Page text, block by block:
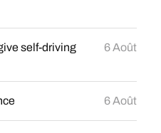
self-driving
6 Août
6 Août